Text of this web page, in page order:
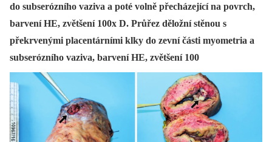
do subserózního vaziva a poté volně přecházející na povrch,
barvení HE, zvětšení 100x D. Průřez děložní stěnou s
překrvenými placentárními klky do zevní části myometria a
subserózního vaziva, barvení HE, zvětšení 100